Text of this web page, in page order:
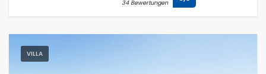
34 Bewertungen
VILLA